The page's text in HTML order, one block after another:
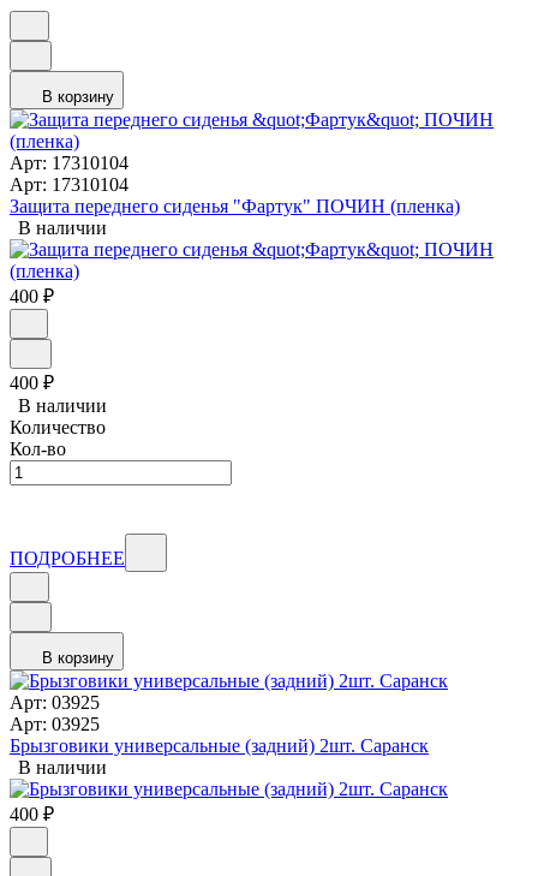
В корзину
Арт: 17310104
Арт: 17310104
Защита переднего сиденья "Фартук" ПОЧИН (пленка)
В наличии
400 ₽
400 ₽
В наличии
Количество
Кол-во
ПОДРОБНЕЕ
В корзину
Арт: 03925
Арт: 03925
Брызговики универсальные (задний) 2шт. Саранск
В наличии
400 ₽